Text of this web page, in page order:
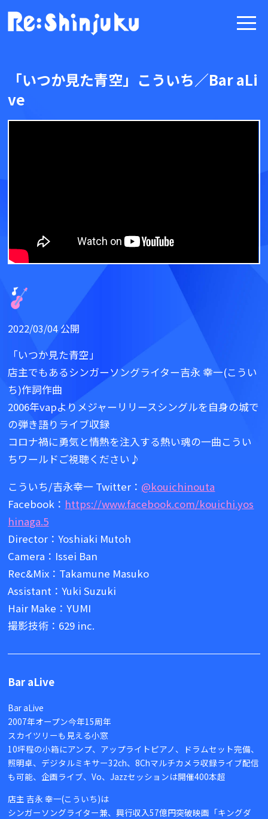
「いつか見た青空」こういち／Bar aLi
ve
2022/03/04 公開
「いつか見た青空」
店主でもあるシンガーソングライター吉永 幸一(こうい
ち)作詞作曲
2006年vapよりメジャーリリースシングルを自身の城で
の弾き語りライブ収録
コロナ禍に勇気と情熱を注入する熱い魂の一曲こうい
ちワールドご視聴ください♪
こういち/吉永幸一 Twitter： @kouichinouta
Facebook： https://www.facebook.com/kouichi.yos
hinaga.5
Director：Yoshiaki Mutoh
Camera：Issei Ban
Rec&Mix：Takamune Masuko
Assistant：Yuki Suzuki
Hair Make：YUMI
撮影技術：629 inc.
Bar aLive
Bar aLive
2007年オープン今年15周年
スカイツリーも見える小窓
10坪程の小箱にアンプ、アップライトピアノ、ドラムセット完備、
照明卓、デジタルミキサー32ch、8Chマルチカメラ収録ライブ配信
も可能、企画ライブ、Vo、Jazzセッションは開催400本超
店主 吉永 幸一(こういち)は
シンガーソングライター兼、興行収入57億円突破映画「キングダ